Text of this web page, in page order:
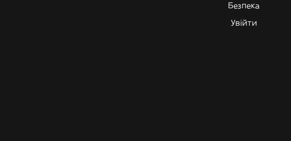
Безпека
Увійти